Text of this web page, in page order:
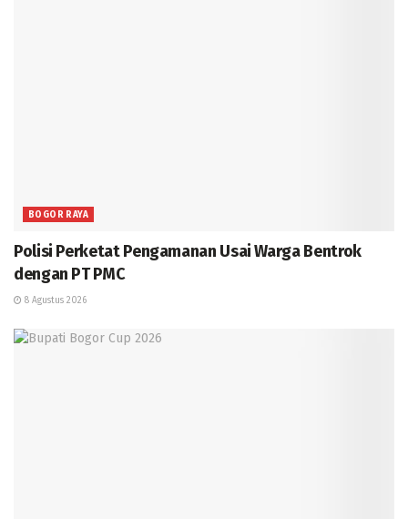
BOGOR RAYA
Polisi Perketat Pengamanan Usai Warga Bentrok
dengan PT PMC
8 Agustus 2026